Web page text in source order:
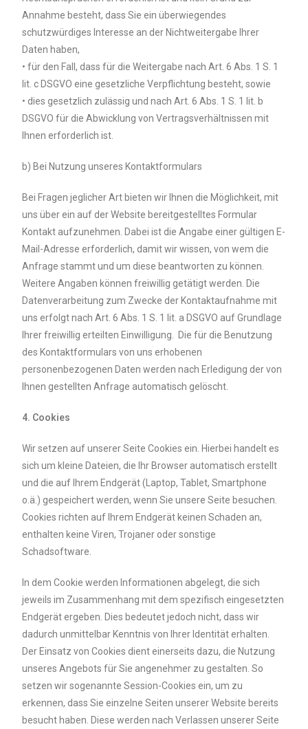
Annahme besteht, dass Sie ein überwiegendes
schutzwürdiges Interesse an der Nichtweitergabe Ihrer
Daten haben,
• für den Fall, dass für die Weitergabe nach Art. 6 Abs. 1 S. 1
lit. c DSGVO eine gesetzliche Verpflichtung besteht, sowie
• dies gesetzlich zulässig und nach Art. 6 Abs. 1 S. 1 lit. b
DSGVO für die Abwicklung von Vertragsverhältnissen mit
Ihnen erforderlich ist.
b) Bei Nutzung unseres Kontaktformulars
Bei Fragen jeglicher Art bieten wir Ihnen die Möglichkeit, mit
uns über ein auf der Website bereitgestelltes Formular
Kontakt aufzunehmen. Dabei ist die Angabe einer gültigen E-
Mail-Adresse erforderlich, damit wir wissen, von wem die
Anfrage stammt und um diese beantworten zu können.
Weitere Angaben können freiwillig getätigt werden. Die
Datenverarbeitung zum Zwecke der Kontaktaufnahme mit
uns erfolgt nach Art. 6 Abs. 1 S. 1 lit. a DSGVO auf Grundlage
Ihrer freiwillig erteilten Einwilligung. Die für die Benutzung
des Kontaktformulars von uns erhobenen
personenbezogenen Daten werden nach Erledigung der von
Ihnen gestellten Anfrage automatisch gelöscht.
4. Cookies
Wir setzen auf unserer Seite Cookies ein. Hierbei handelt es
sich um kleine Dateien, die Ihr Browser automatisch erstellt
und die auf Ihrem Endgerät (Laptop, Tablet, Smartphone
o.ä.) gespeichert werden, wenn Sie unsere Seite besuchen.
Cookies richten auf Ihrem Endgerät keinen Schaden an,
enthalten keine Viren, Trojaner oder sonstige
Schadsoftware.
In dem Cookie werden Informationen abgelegt, die sich
jeweils im Zusammenhang mit dem spezifisch eingesetzten
Endgerät ergeben. Dies bedeutet jedoch nicht, dass wir
dadurch unmittelbar Kenntnis von Ihrer Identität erhalten.
Der Einsatz von Cookies dient einerseits dazu, die Nutzung
unseres Angebots für Sie angenehmer zu gestalten. So
setzen wir sogenannte Session-Cookies ein, um zu
erkennen, dass Sie einzelne Seiten unserer Website bereits
besucht haben. Diese werden nach Verlassen unserer Seite